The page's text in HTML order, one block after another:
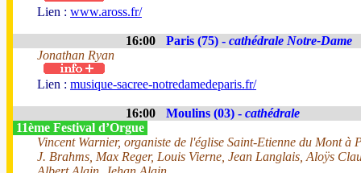
Lien : www.aross.fr/
16:00 Paris (75) - cathédrale Notre-Dame
Jonathan Ryan
Lien : musique-sacree-notredamedeparis.fr/
16:00 Moulins (03) - cathédrale
11ème Festival d’Orgue
Vincent Warnier, organiste de l'église Saint-Etienne du Mont à
J. Brahms, Max Reger, Louis Vierne, Jean Langlais, Aloÿs